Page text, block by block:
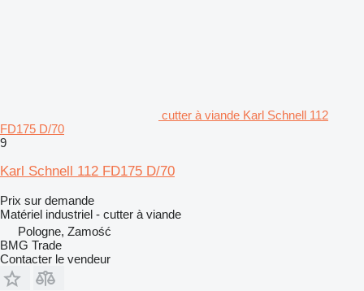
cutter à viande Karl Schnell 112
FD175 D/70
9
Karl Schnell 112 FD175 D/70
Prix sur demande
Matériel industriel - cutter à viande
Pologne, Zamość
BMG Trade
Contacter le vendeur